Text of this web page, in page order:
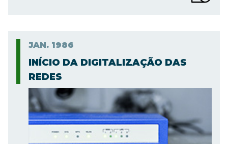
JAN. 1986
INÍCIO DA DIGITALIZAÇÃO DAS
REDES